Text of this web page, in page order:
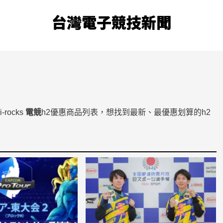
台灣電子競技新聞
rocks 電競h2優惠商品列表，想找到最新、最優惠划算的h2